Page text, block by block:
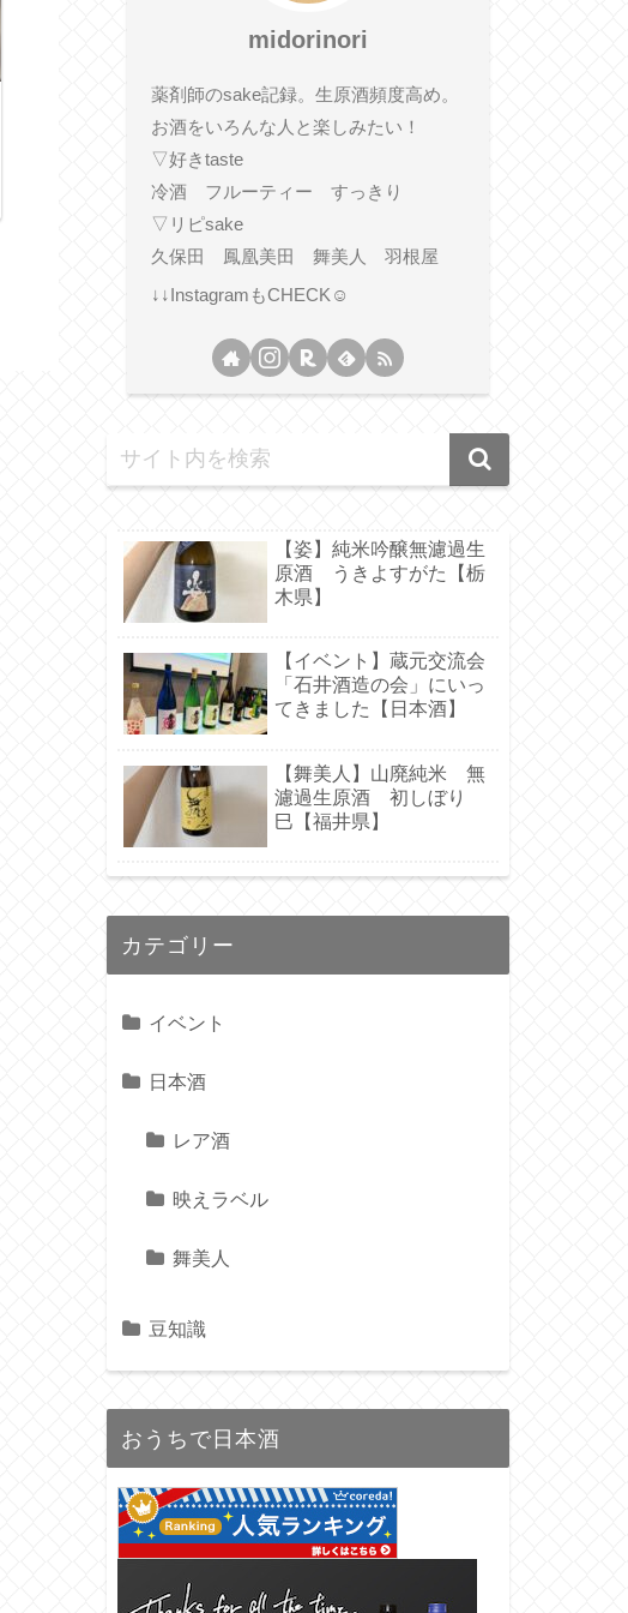
midorinori
薬剤師のsake記録。生原酒頻度高め。
お酒をいろんな人と楽しみたい！
▽好きtaste
冷酒 フルーティー すっきり
▽リピsake
久保田 鳳凰美田 舞美人 羽根屋
↓↓InstagramもCHECK☺
【姿】純米吟醸無濾過生
原酒 うきよすがた【栃
木県】
【イベント】蔵元交流会
「石井酒造の会」にいっ
てきました【日本酒】
【舞美人】山廃純米 無
濾過生原酒 初しぼり
巳【福井県】
カテゴリー
イベント
日本酒
レア酒
映えラベル
舞美人
豆知識
おうちで日本酒